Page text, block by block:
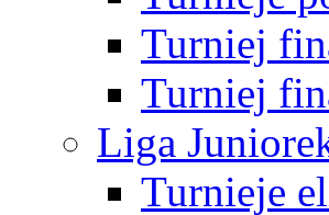
Turniej
Turniej
Liga
Turnieje